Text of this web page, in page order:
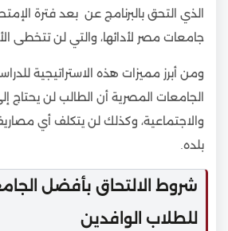
الذي التحق بالبرنامج عن بعد فترة
جامعات مصر لأدائها، والتي لن تتخطى
ومن أبرز مميزات هذه الاستراتيجية
الجامعات المصرية أن الطالب لن يحتاج
والاجتماعية، وكذلك لن يتكلف أي
بلده.
شروط الالتحاق بأفضل
للطلاب الوافدين